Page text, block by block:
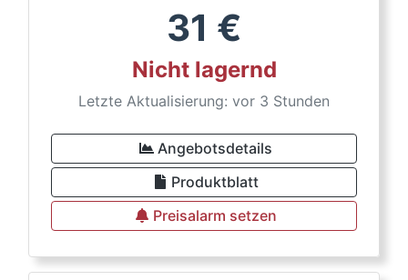
31 €
Nicht lagernd
Letzte Aktualisierung: vor 3 Stunden
Angebotsdetails
Produktblatt
Preisalarm setzen